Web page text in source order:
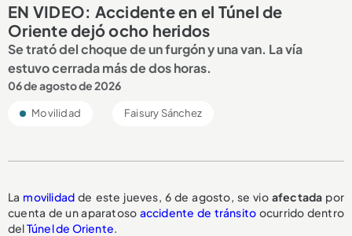
EN VIDEO: Accidente en el Túnel de
Oriente dejó ocho heridos
Se trató del choque de un furgón y una van. La vía
estuvo cerrada más de dos horas.
06 de agosto de 2026
Movilidad Faisury Sánchez
La movilidad de este jueves, 6 de agosto, se vioafectada por
cuenta de un aparatoso accidente de tránsito ocurrido dentro
delTúnel de Oriente.